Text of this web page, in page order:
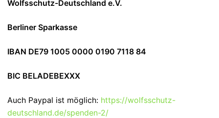
Wolfsschutz-Deutschland e.V.
Berliner Sparkasse
IBAN DE79 1005 0000 0190 7118 84
BIC BELADEBEXXX
Auch Paypal ist möglich: https://wolfsschutz-
deutschland.de/spenden-2/